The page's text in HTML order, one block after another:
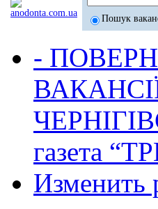
Пошук
-
газета
Изменить